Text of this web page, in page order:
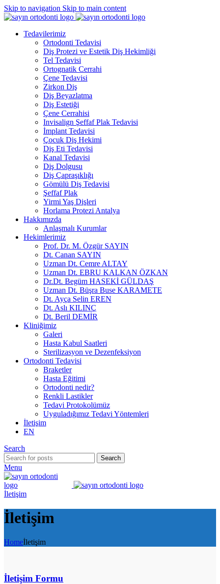
Skip to navigation Skip to main content
Tedavilerimiz
Ortodonti Tedavisi
Diş Protezi ve Estetik Diş Hekimliği
Tel Tedavisi
Ortognatik Cerrahi
Çene Tedavisi
Zirkon Diş
Diş Beyazlatma
Diş Estetiği
Çene Cerrahisi
Invisalign Şeffaf Plak Tedavisi
İmplant Tedavisi
Çocuk Diş Hekimi
Diş Eti Tedavisi
Kanal Tedavisi
Diş Dolgusu
Diş Çapraşıklığı
Gömülü Diş Tedavisi
Şeffaf Plak
Yirmi Yaş Dişleri
Horlama Protezi Antalya
Hakkımızda
Anlaşmalı Kurumlar
Hekimlerimiz
Prof. Dr. M. Özgür SAYIN
Dt. Canan SAYIN
Uzman Dt. Cemre ALTAY
Uzman Dt. EBRU KALKAN ÖZKAN
Dr.Dt. Begüm HASEKİ GÜLDAŞ
Uzman Dt. Büşra Buse KARAMETE
Dt. Ayça Selin EREN
Dt. Aslı KILINÇ
Dt. Beril DEMİR
Kliniğimiz
Galeri
Hasta Kabul Saatleri
Sterilizasyon ve Dezenfeksiyon
Ortodonti Tedavisi
Braketler
Hasta Eğitimi
Ortodonti nedir?
Renkli Lastikler
Tedavi Protokolümüz
Uyguladığımız Tedavi Yöntemleri
İletişim
EN
Search
Search
Menu
İletişim
İletişim
Homeİletişim
İletişim Formu